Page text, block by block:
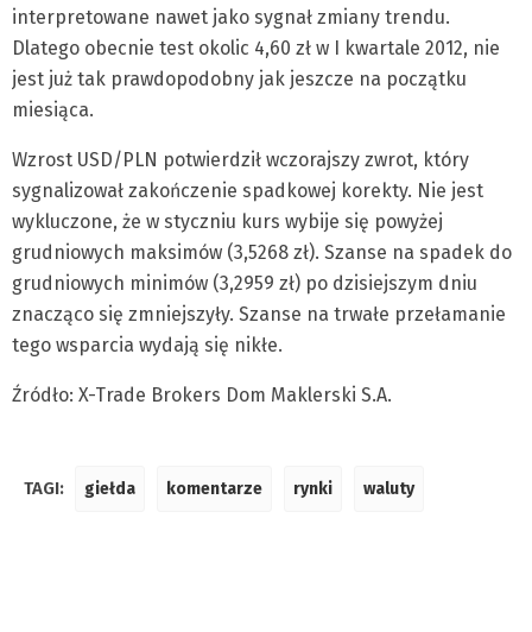
interpretowane nawet jako sygnał zmiany trendu.
Dlatego obecnie test okolic 4,60 zł w I kwartale 2012, nie
jest już tak prawdopodobny jak jeszcze na początku
miesiąca.
Wzrost USD/PLN potwierdził wczorajszy zwrot, który
sygnalizował zakończenie spadkowej korekty. Nie jest
wykluczone, że w styczniu kurs wybije się powyżej
grudniowych maksimów (3,5268 zł). Szanse na spadek do
grudniowych minimów (3,2959 zł) po dzisiejszym dniu
znacząco się zmniejszyły. Szanse na trwałe przełamanie
tego wsparcia wydają się nikłe.
Źródło: X-Trade Brokers Dom Maklerski S.A.
TAGI: giełda komentarze rynki waluty